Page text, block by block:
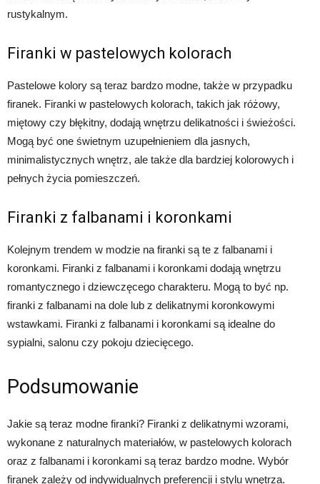
rustykalnym.
Firanki w pastelowych kolorach
Pastelowe kolory są teraz bardzo modne, także w przypadku
firanek. Firanki w pastelowych kolorach, takich jak różowy,
miętowy czy błękitny, dodają wnętrzu delikatności i świeżości.
Mogą być one świetnym uzupełnieniem dla jasnych,
minimalistycznych wnętrz, ale także dla bardziej kolorowych i
pełnych życia pomieszczeń.
Firanki z falbanami i koronkami
Kolejnym trendem w modzie na firanki są te z falbanami i
koronkami. Firanki z falbanami i koronkami dodają wnętrzu
romantycznego i dziewczęcego charakteru. Mogą to być np.
firanki z falbanami na dole lub z delikatnymi koronkowymi
wstawkami. Firanki z falbanami i koronkami są idealne do
sypialni, salonu czy pokoju dziecięcego.
Podsumowanie
Jakie są teraz modne firanki? Firanki z delikatnymi wzorami,
wykonane z naturalnych materiałów, w pastelowych kolorach
oraz z falbanami i koronkami są teraz bardzo modne. Wybór
firanek zależy od indywidualnych preferencji i stylu wnętrza.